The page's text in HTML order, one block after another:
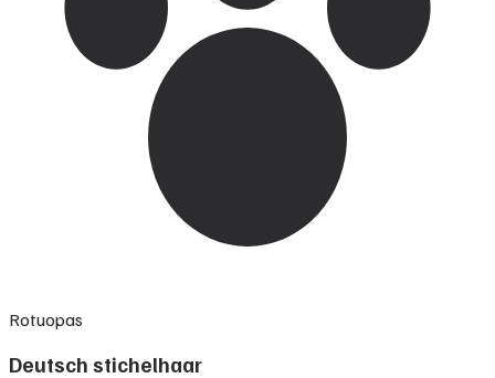
Rotuopas
Deutsch stichelhaar